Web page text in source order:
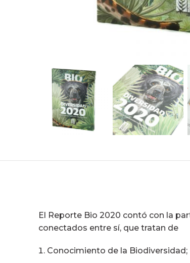
El Reporte Bio 2020 contó con la
conectados entre sí, que tratan de
Conocimiento de la Biodiversidad;